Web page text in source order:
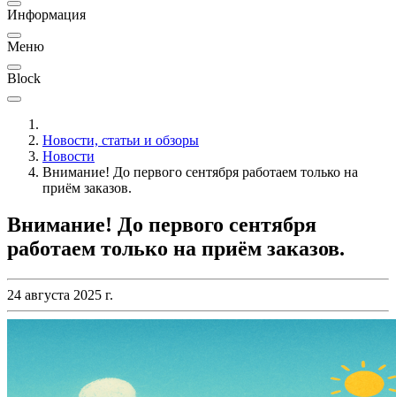
Информация
Меню
Block
Новости, статьи и обзоры
Новости
Внимание! До первого сентября работаем только на
приём заказов.
Внимание! До первого сентября
работаем только на приём заказов.
24 августа 2025 г.